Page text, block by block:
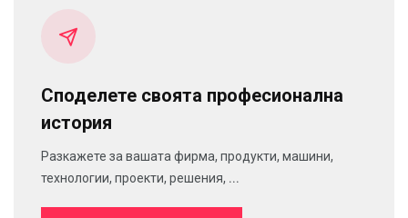
Споделете своята професионална
история
Разкажете за вашата фирма, продукти, машини,
технологии, проекти, решения, ...